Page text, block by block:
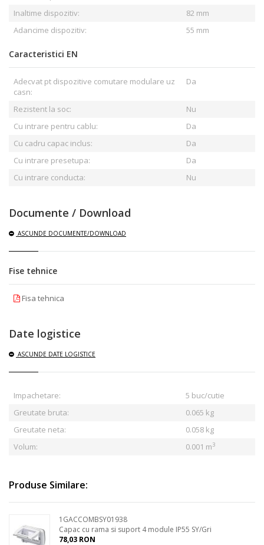
Inaltime dispozitiv:
82 mm
Adancime dispozitiv:
55 mm
Caracteristici EN
Adecvat pt dispozitive comutare modulare uz
casn:
Da
Rezistent la soc:
Nu
Cu intrare pentru cablu:
Da
Cu cadru capac inclus:
Da
Cu intrare presetupa:
Da
Cu intrare conducta:
Nu
Documente / Download
ASCUNDE DOCUMENTE/DOWNLOAD
Fise tehnice
Fisa tehnica
Date logistice
ASCUNDE DATE LOGISTICE
Impachetare:
5 buc/cutie
Greutate bruta:
0.065 kg
Greutate neta:
0.058 kg
Volum:
0.001 m3
Produse Similare:
1GACCOMBSY01938
Capac cu rama si suport 4 module IP55 SY/Gri
78,03 RON